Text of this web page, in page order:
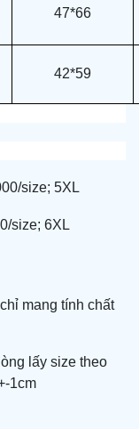
47*66
42*59
size; 5XL
size; 6XL
mang tính chất
lấy size theo
1cm